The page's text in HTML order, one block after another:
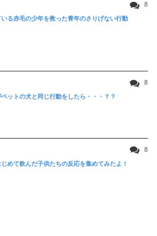
8
る赤毛の少年を救った青年のさりげない行動
8
ペットの犬と同じ行動をしたら・・・？？
8
めて飲んだ子供たちの反応を集めてみたよ！